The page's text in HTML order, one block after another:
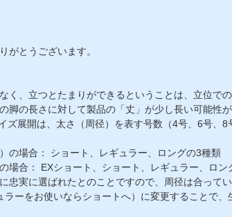
がとうございます。
く、立つとたまりができるということは、立位で
脚の長さに対して製品の「丈」が少し長い可能性が
ズ展開は、太さ（周径）を表す号数（4号、6号、
の場合： ショート、レギュラー、ロングの3種類
場合： EXショート、ショート、レギュラー、ロン
忠実に選ばれたとのことですので、周径は合って
ラーをお使いならショートへ）に変更することで